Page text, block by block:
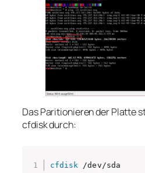
Das Paritionieren der Platte
cfdisk durch:
cfdisk /dev/sda